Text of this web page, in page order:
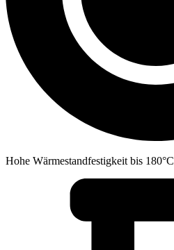
Hohe Wärmestandfestigkeit bis 180°C